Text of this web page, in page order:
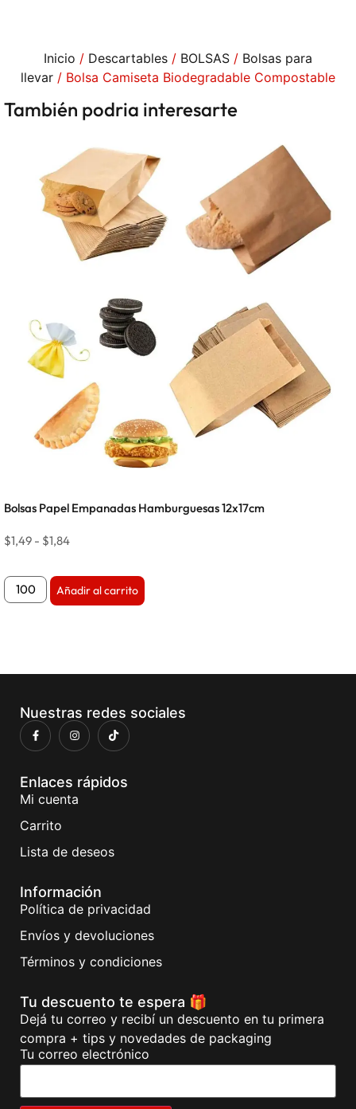
Inicio / Descartables / BOLSAS / Bolsas para
llevar / Bolsa Camiseta Biodegradable Compostable
También podria interesarte
Bolsas Papel Empanadas Hamburguesas 12x17cm
$1,49 - $1,84
Añadir al carrito
Nuestras redes sociales
Enlaces rápidos
Mi cuenta
Carrito
Lista de deseos
Información
Política de privacidad
Envíos y devoluciones
Términos y condiciones
Tu descuento te espera 🎁
Dejá tu correo y recibí un descuento en tu primera
compra + tips y novedades de packaging
Tu correo electrónico